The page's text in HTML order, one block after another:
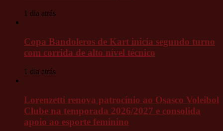
1 dia atrás
Copa Bandoleros de Kart inicia segundo turno
com corrida de alto nível técnico
1 dia atrás
Lorenzetti renova patrocínio ao Osasco Voleibol
Clube na temporada 2026/2027 e consolida
apoio ao esporte feminino